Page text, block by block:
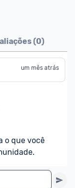
(0)
um mês atrás
o que você